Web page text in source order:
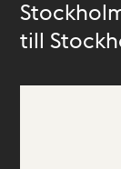
till